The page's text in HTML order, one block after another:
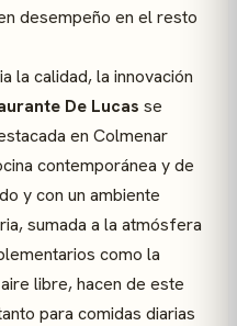
desempeño en el resto
la calidad, la innovación
De Lucas se
en Colmenar
contemporánea y de
y con un ambiente
sumada a la atmósfera
como la
libre, hacen de este
para comidas diarias